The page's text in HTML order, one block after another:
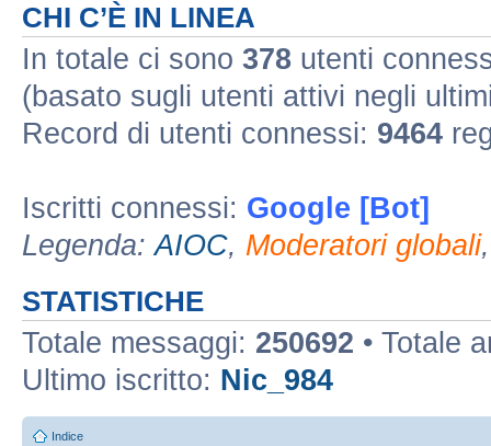
CHI C’È IN LINEA
In totale ci sono 378 utenti
(basato sugli utenti attivi negli
Record di utenti connessi: 9464
Iscritti connessi: Google [Bot]
Legenda:AIOC, Moderatori globali
STATISTICHE
Totale messaggi: 250692 • Totale
Ultimo iscritto: Nic_984
Indice